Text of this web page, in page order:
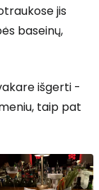
jis
baseinų,
išgerti -
taip pat